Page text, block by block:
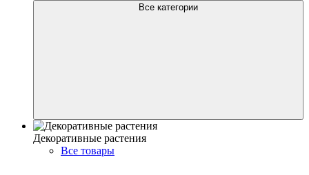
Все категории
Декоративные растения
Все товары